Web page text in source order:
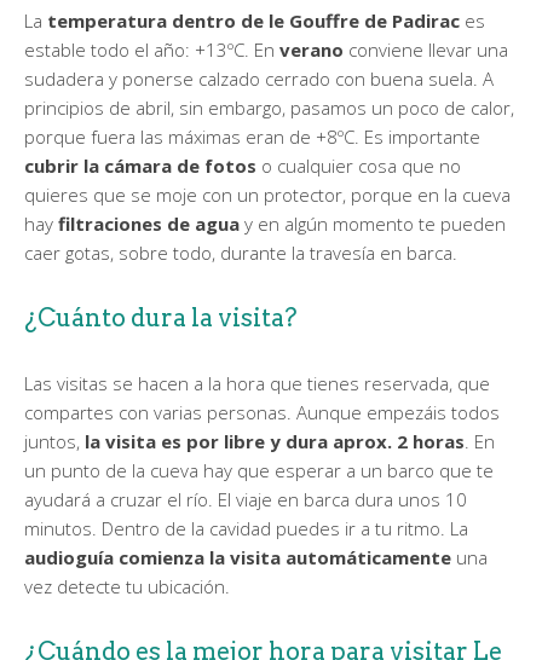
La temperatura dentro de le Gouffre de Padirac es
estable todo el año: +13ºC. En verano conviene llevar una
sudadera y ponerse calzado cerrado con buena suela. A
principios de abril, sin embargo, pasamos un poco de calor,
porque fuera las máximas eran de +8ºC. Es importante
cubrir la cámara de fotos o cualquier cosa que no
quieres que se moje con un protector, porque en la cueva
hay filtraciones de agua y en algún momento te pueden
caer gotas, sobre todo, durante la travesía en barca.
¿Cuánto dura la visita?
Las visitas se hacen a la hora que tienes reservada, que
compartes con varias personas. Aunque empezáis todos
juntos, la visita es por libre y dura aprox. 2 horas . En
un punto de la cueva hay que esperar a un barco que te
ayudará a cruzar el río. El viaje en barca dura unos 10
minutos. Dentro de la cavidad puedes ir a tu ritmo. La
audioguía comienza la visita automáticamente una
vez detecte tu ubicación.
¿Cuándo es la mejor hora para visitar Le